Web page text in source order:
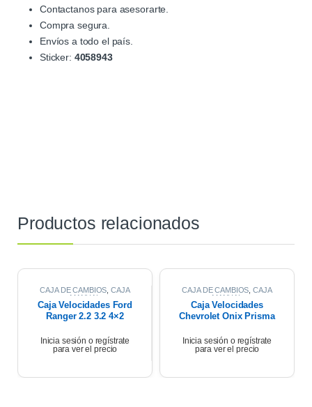
Contactanos para asesorarte.
Compra segura.
Envíos a todo el país.
Sticker: 4058943
Productos relacionados
CAJA DE CAMBIOS ,CAJA
MANUAL
Caja Velocidades Ford
Ranger 2.2 3.2 4×2
Inicia sesión o regístrate
para ver el precio
CAJA DE CAMBIOS ,CAJA
MANUAL
Caja Velocidades
Chevrolet Onix Prisma
Inicia sesión o regístrate
para ver el precio